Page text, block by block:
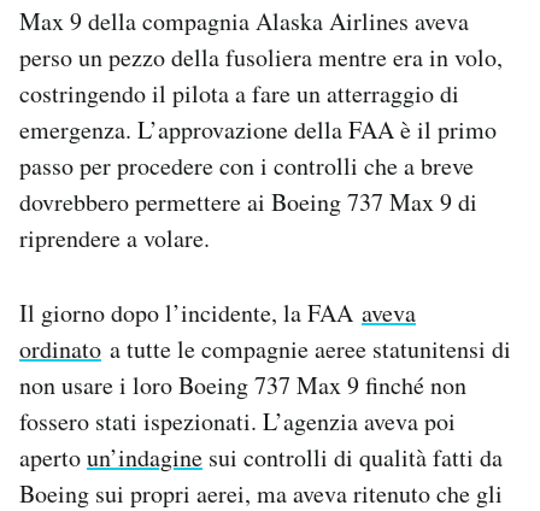
Esci
Max 9 della compagnia Alaska Airlines aveva
perso un pezzo della fusoliera mentre era in volo,
costringendo il pilota a fare un atterraggio di
emergenza. L’approvazione della FAA è il primo
passo per procedere con i controlli che a breve
dovrebbero permettere ai Boeing 737 Max 9 di
riprendere a volare.
Il giorno dopo l’incidente, la FAA aveva
ordinato a tutte le compagnie aeree statunitensi di
non usare i loro Boeing 737 Max 9 finché non
fossero stati ispezionati. L’agenzia aveva poi
apertoun’indagine sui controlli di qualità fatti da
Boeing sui propri aerei, ma aveva ritenuto che gli